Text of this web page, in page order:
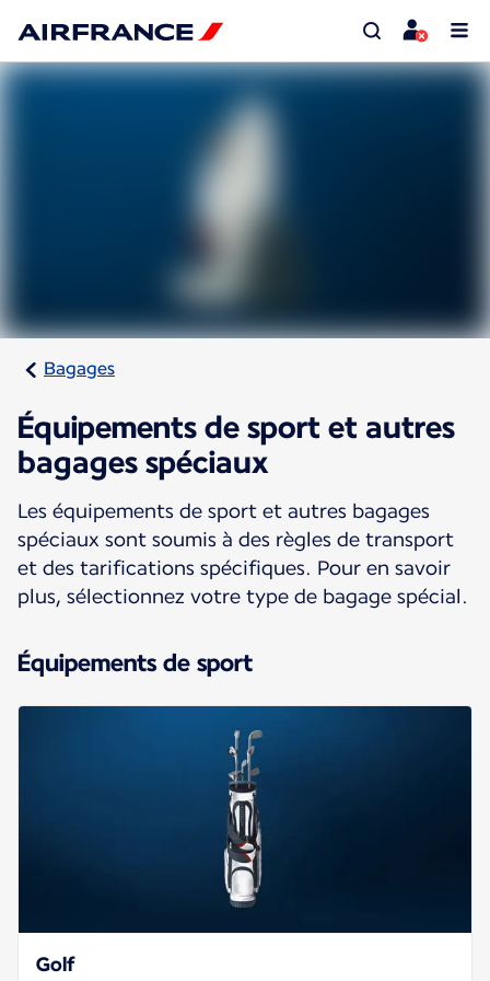
Bagages
Équipements de sport et autres
bagages spéciaux
Les équipements de sport et autres bagages
spéciaux sont soumis à des règles de transport
et des tarifications spécifiques. Pour en savoir
plus, sélectionnez votre type de bagage spécial.
Équipements de sport
Golf